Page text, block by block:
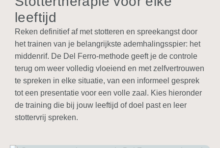
leeftijd
Reken definitief af met stotteren en spreekangst door
het trainen van je belangrijkste ademhalingsspier: het
middenrif. De Del Ferro-methode geeft je de controle
terug om weer volledig vloeiend en met zelfvertrouwen
te spreken in elke situatie, van een informeel gesprek
tot een presentatie voor een volle zaal. Kies hieronder
de training die bij jouw leeftijd of doel past en leer
stottervrij spreken.